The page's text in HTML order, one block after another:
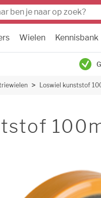
Wielen Kennisbank
Loswiel kunststof